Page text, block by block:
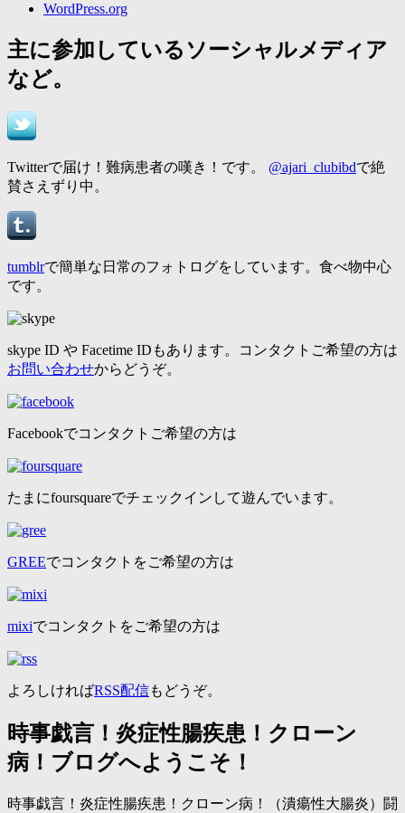
WordPress.org
主に参加しているソーシャルメディア
など。
Twitterで届け！難病患者の嘆き！です。 @ajari_clubibdで絶
賛さえずり中。
tumblrで簡単な日常のフォトログをしています。食べ物中心
です。
skype ID や Facetime IDもあります。コンタクトご希望の方は
お問い合わせからどうぞ。
Facebookでコンタクトご希望の方は
たまにfoursquareでチェックインして遊んでいます。
GREEでコンタクトをご希望の方は
mixiでコンタクトをご希望の方は
よろしければRSS配信もどうぞ。
時事戯言！炎症性腸疾患！クローン
病！ブログへようこそ！
時事戯言！炎症性腸疾患！クローン病！（潰瘍性大腸炎）闘